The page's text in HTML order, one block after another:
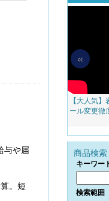
与や届
。短
【大人気
ール変更徹
«
商品検索
キーワー
検索範囲